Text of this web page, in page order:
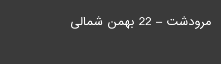
مرودشت – 22 بهمن شمالی